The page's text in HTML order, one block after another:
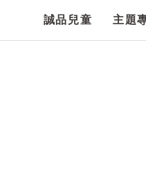
誠品兒童 主題